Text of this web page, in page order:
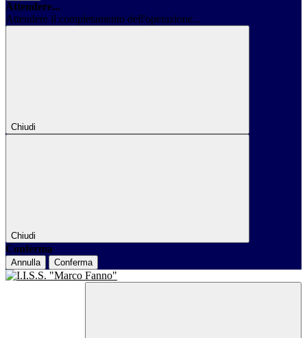
Attendere...
Attendere il completamento dell'operazione...
Chiudi
Chiudi
Conferma
Annulla Conferma